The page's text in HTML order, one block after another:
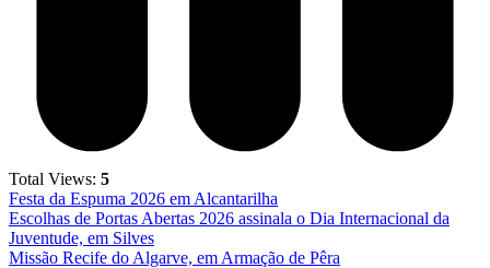
Total Views: 5
Festa da Espuma 2026 em Alcantarilha
Escolhas de Portas Abertas 2026 assinala o Dia Internacional da
Juventude, em Silves
Missão Recife do Algarve, em Armação de Pêra